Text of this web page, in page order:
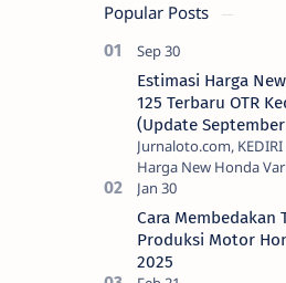
Popular Posts
Estimasi Harga
125 Terbaru OTR
(Update
Jurnaloto.com,
Harga New Honda
OTR Kediri Raya
2024) Brosis sekalian,
Motor (AH…
Cara Membedakan
Produksi Motor
2025